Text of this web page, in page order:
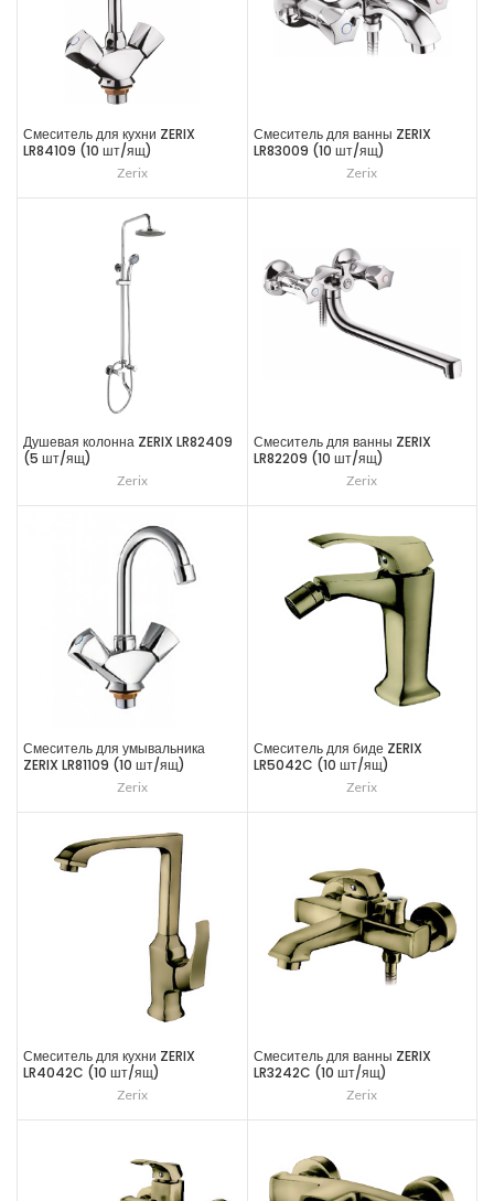
Смеситель для кухни ZERIX
LR84109 (10 шт/ящ)
Zerix
Смеситель для ванны ZERIX
LR83009 (10 шт/ящ)
Zerix
Душевая колонна ZERIX LR82409
(5 шт/ящ)
Zerix
Смеситель для ванны ZERIX
LR82209 (10 шт/ящ)
Zerix
Смеситель для умывальника
ZERIX LR81109 (10 шт/ящ)
Zerix
Смеситель для биде ZERIX
LR5042C (10 шт/ящ)
Zerix
Смеситель для кухни ZERIX
LR4042C (10 шт/ящ)
Zerix
Смеситель для ванны ZERIX
LR3242C (10 шт/ящ)
Zerix